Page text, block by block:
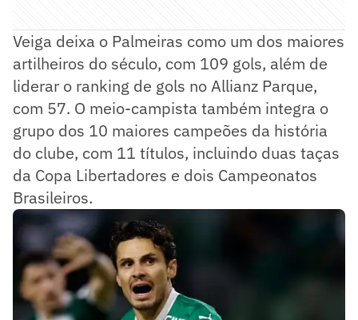
Veiga deixa o Palmeiras como um dos maiores
artilheiros do século, com 109 gols, além de
liderar o ranking de gols no Allianz Parque,
com 57. O meio-campista também integra o
grupo dos 10 maiores campeões da história
do clube, com 11 títulos, incluindo duas taças
da Copa Libertadores e dois Campeonatos
Brasileiros.